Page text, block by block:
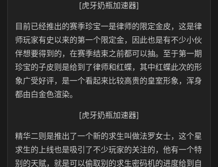
[虎牙奶瓶加速器]
目前已经推出的赛季珍宝一是律师的限定金皮，这是律
师玩家有史以来的第一个限定金，因此也是有不少小伙
伴想要得到的，在赛季结束之前都可以抽。至于第一期
珍宝的子皮则是给到了律师和红蝶，其中红蝶此次的形
象广受好评，是一个看起来比较高贵的皇室形象，浑身
都由白金色渲染。
[虎牙奶瓶加速器]
精华二则是推出了一个新的求生叫做法罗女士，这个星
求生的上线也是吸引了不少玩家的关注的，他有一个特
别的天赋，就是可以偷取别的求生密码机的进度给到自